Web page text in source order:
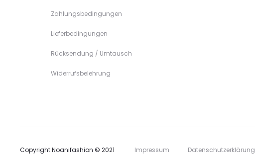
Zahlungsbedingungen
Lieferbedingungen
Rücksendung / Umtausch
Widerrufsbelehrung
Copyright Noanifashion © 2021 Impressum Datenschutzerklärung